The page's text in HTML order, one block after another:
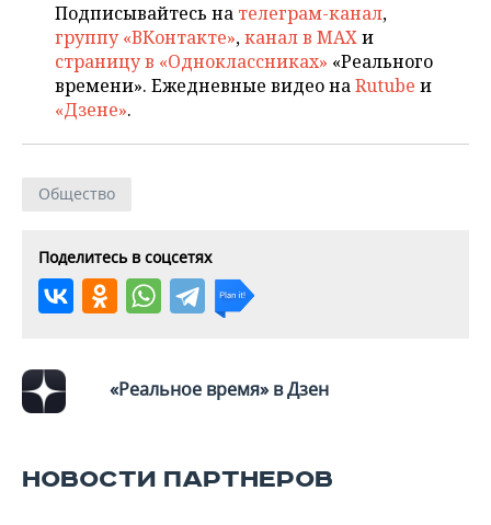
Подписывайтесь на телеграм-канал,
группу «ВКонтакте»,канал в MAXи
страницу в «Одноклассниках» «Реального
времени». Ежедневные видео наRutube и
«Дзене».
Общество
Поделитесь в соцсетях
«Реальное время» в Дзен
НОВОСТИ ПАРТНЕРОВ